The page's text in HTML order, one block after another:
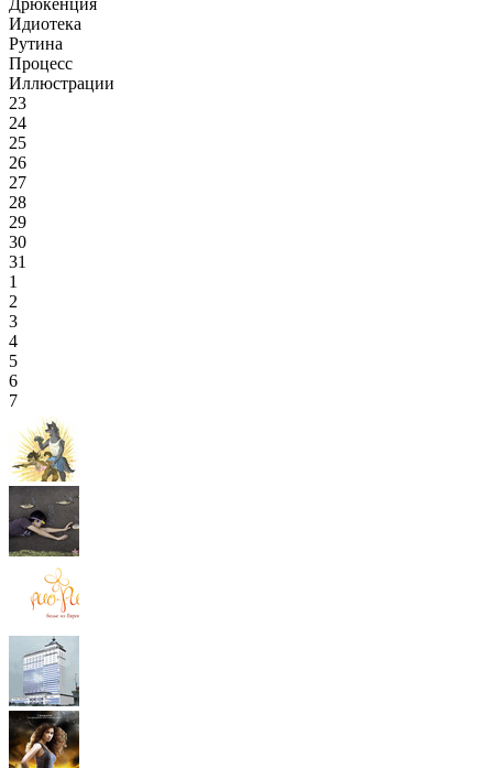
Дрюкенция
Идиотека
Рутина
Процесс
Иллюстрации
23
24
25
26
27
28
29
30
31
1
2
3
4
5
6
7